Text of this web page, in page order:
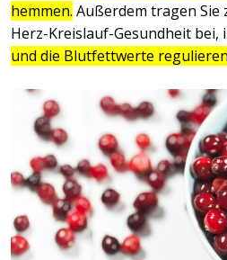
hemmen. Außerdem tragen
Herz-Kreislauf-Gesundheit bei,
und die Blutfettwerte